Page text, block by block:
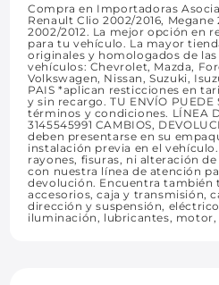
Compra en Importadoras
Renault Clio 2002/2016,
2002/2012. La mejor opción en
para tu vehículo. La mayor
originales y homologados de
vehículos: Chevrolet, Mazda,
Volkswagen, Nissan, Suzuki,
PAIS *aplican resticciones en
y sin recargo. TU ENVÍO PUEDE
términos y condiciones. LÍNEA
3145545991 CAMBIOS,
deben presentarse en su
instalación previa en el
rayones, fisuras, ni alteración
con nuestra línea de atención
devolución. Encuentra también
accesorios, caja y transmisión,
dirección y suspensión,
iluminación, lubricantes, motor,